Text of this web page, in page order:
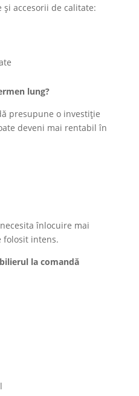
accesorii de calitate:
lung?
presupune o investiție
deveni mai rentabil în
înlocuire mai
folosit intens.
la comandă